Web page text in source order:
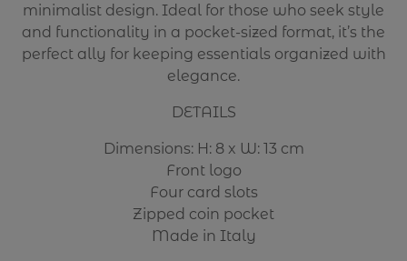
minimalist design. Ideal for those who seek style
and functionality in a pocket-sized format, it’s the
perfect ally for keeping essentials organized with
elegance.
DETAILS
Dimensions: H: 8 x W: 13 cm
Front logo
Four card slots
Zipped coin pocket
Made in Italy